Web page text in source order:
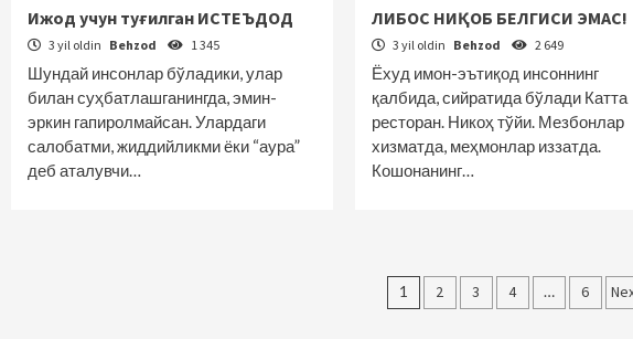
Ижод учун туғилган ИСТЕЪДОД
3 yil oldin Behzod 1 345
Шундай инсонлар бўладики, улар
билан суҳбатлашганингда, эмин-
эркин гапиролмайсан. Улардаги
салобатми, жиддийликми ёки “аура”
деб аталувчи…
ЛИБОС НИҚОБ БЕЛГИСИ ЭМАС!
3 yil oldin Behzod 2 649
Ёхуд имон-эътиқод инсоннинг
қалбида, сийратида бўлади Катта
ресторан. Никоҳ тўйи. Мезбонлар
хизматда, меҳмонлар иззатда.
Кошонанинг…
Maqolalar
1 2 3 4 … 6